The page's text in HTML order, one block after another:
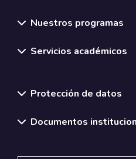
Nuestros programas
Servicios académicos
Protección de datos
Documentos